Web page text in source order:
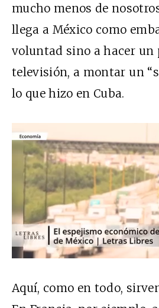
mucho menos de
llega a México como
voluntad sino a hacer un
televisión, a montar un
lo que hizo en Cuba.
Aquí, como en todo,